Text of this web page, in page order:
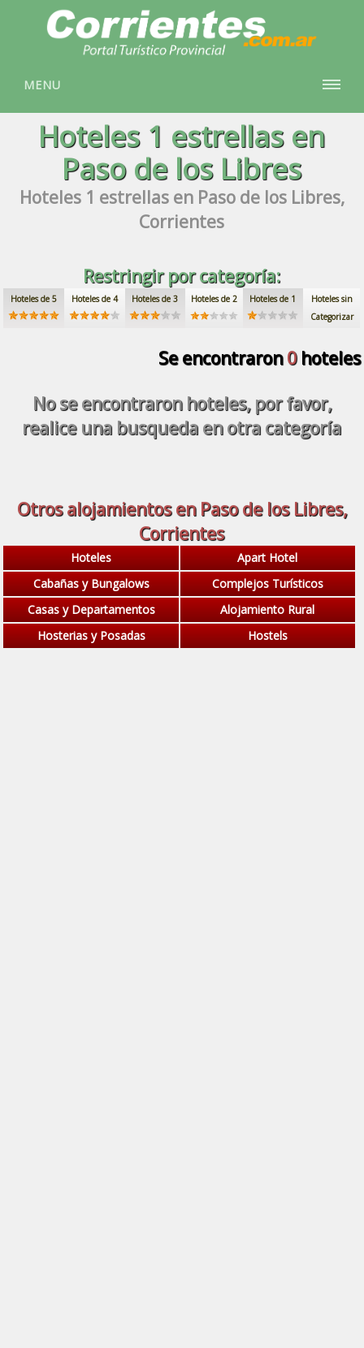
MENU
Hoteles 1 estrellasen
Paso de los Libres
Hoteles 1 estrellasen Paso de los Libres,
Corrientes
Restringir por categoría:
Hoteles de 5 Hoteles de 4 Hoteles de 3 Hoteles de 2 Hoteles de 1
Hoteles sin
Categorizar
Se encontraron0hoteles
No se encontraron hoteles, por favor,
realice una busqueda en otra categoría
Otros alojamientos en Paso de los Libres,
Corrientes
Hoteles
Apart Hotel
Cabañas y Bungalows
Complejos Turísticos
Casas y Departamentos
Alojamiento Rural
Hosterias y Posadas
Hostels